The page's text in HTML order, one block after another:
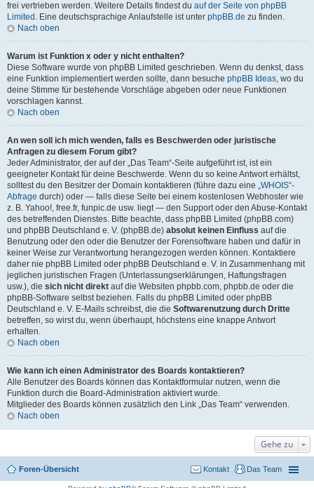
frei vertrieben werden. Weitere Details findest du auf der Seite von phpBB
Limited . Eine deutschsprachige Anlaufstelle ist unter phpBB.de zu finden.
Nach oben
Warum ist Funktion x oder y nicht enthalten?
Diese Software wurde von phpBB Limited geschrieben. Wenn du denkst, dass
eine Funktion implementiert werden sollte, dann besuche phpBB Ideas, wo du
deine Stimme für bestehende Vorschläge abgeben oder neue Funktionen
vorschlagen kannst.
Nach oben
An wen soll ich mich wenden, falls es Beschwerden oder juristische
Anfragen zu diesem Forum gibt?
Jeder Administrator, der auf der „Das Team“-Seite aufgeführt ist, ist ein
geeigneter Kontakt für deine Beschwerde. Wenn du so keine Antwort erhältst,
solltest du den Besitzer der Domain kontaktieren (führe dazu eine „WHOIS“-
Abfrage durch) oder — falls diese Seite bei einem kostenlosen Webhoster wie
z. B. Yahoo!, free.fr, funpic.de usw. liegt — den Support oder den Abuse-Kontakt
des betreffenden Dienstes. Bitte beachte, dass phpBB Limited (phpBB.com)
und phpBB Deutschland e. V. (phpBB.de) absolut keinen Einfluss auf die
Benutzung oder den oder die Benutzer der Forensoftware haben und dafür in
keiner Weise zur Verantwortung herangezogen werden können. Kontaktiere
daher nie phpBB Limited oder phpBB Deutschland e. V. in Zusammenhang mit
jeglichen juristischen Fragen (Unterlassungserklärungen, Haftungsfragen
usw.), die sich nicht direkt auf die Websiten phpbb.com, phpbb.de oder die
phpBB-Software selbst beziehen. Falls du phpBB Limited oder phpBB
Deutschland e. V. E-Mails schreibst, die die Softwarenutzung durch Dritte
betreffen, so wirst du, wenn überhaupt, höchstens eine knappe Antwort
erhalten.
Nach oben
Wie kann ich einen Administrator des Boards kontaktieren?
Alle Benutzer des Boards können das Kontaktformular nutzen, wenn die
Funktion durch die Board-Administration aktiviert wurde.
Mitglieder des Boards können zusätzlich den Link „Das Team“ verwenden.
Nach oben
Gehe zu
Foren-Übersicht Das Team
Kontakt